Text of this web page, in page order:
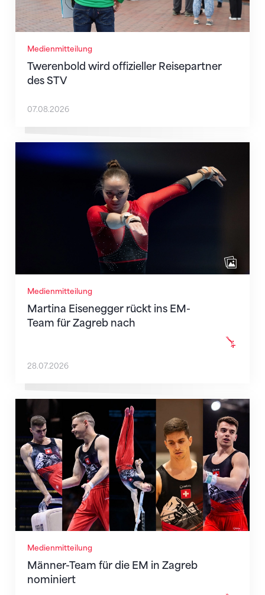
Medienmitteilung
Twerenbold wird offizieller Reisepartner
des STV
07.08.2026
Medienmitteilung
Martina Eisenegger rückt ins EM-
Team für Zagreb nach
28.07.2026
Medienmitteilung
Männer-Team für die EM in Zagreb
nominiert
Männer-Team für die EM in Zagreb nominiert